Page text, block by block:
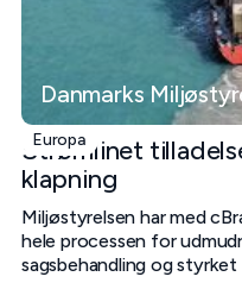
Danmarks
Europa
Strømlinet
klapning
Miljøstyrelsen har med
hele processen for
sagsbehandling og